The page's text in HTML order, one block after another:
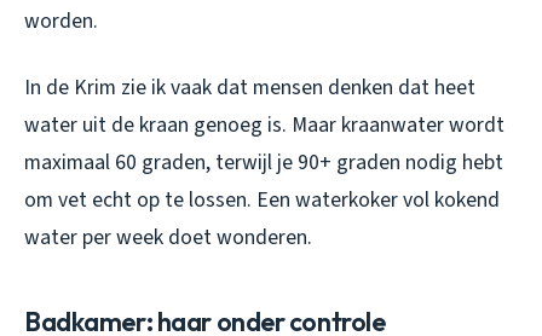
worden.
In de Krim zie ik vaak dat mensen denken dat heet
water uit de kraan genoeg is. Maar kraanwater wordt
maximaal 60 graden, terwijl je 90+ graden nodig hebt
om vet echt op te lossen. Een waterkoker vol kokend
water per week doet wonderen.
Badkamer: haar onder controle